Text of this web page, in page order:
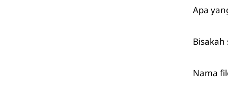
Apa
Nama